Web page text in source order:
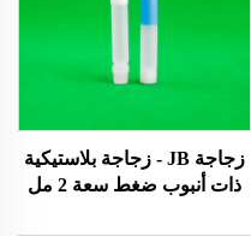
زجاجة JB - زجاجة بلاستيكية
ذات أنبوب ضغط سعة 2 مل